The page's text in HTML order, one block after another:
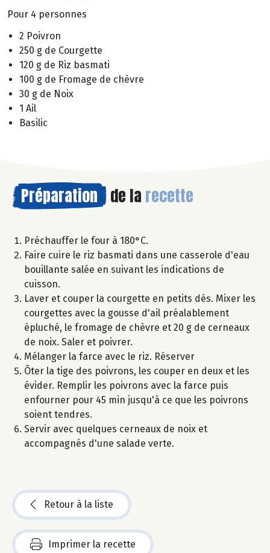
Pour 4 personnes
2 Poivron
250 g de Courgette
120 g de Riz basmati
100 g de Fromage de chèvre
30 g de Noix
1 Ail
Basilic
Préparation de la recette
Préchauffer le four à 180°C.
Faire cuire le riz basmati dans une casserole d'eau
bouillante salée en suivant les indications de
cuisson.
Laver et couper la courgette en petits dés. Mixer les
courgettes avec la gousse d'ail préalablement
épluché, le fromage de chèvre et 20 g de cerneaux
de noix. Saler et poivrer.
Mélanger la farce avec le riz. Réserver
Ôter la tige des poivrons, les couper en deux et les
évider. Remplir les poivrons avec la farce puis
enfourner pour 45 min jusqu'à ce que les poivrons
soient tendres.
Servir avec quelques cerneaux de noix et
accompagnés d'une salade verte.
Retour à la liste
Imprimer la recette